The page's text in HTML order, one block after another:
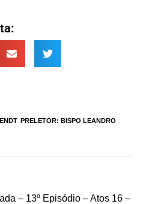
, PRELETOR: BISPO LEANDRO
– 13º Episódio – Atos 16 –